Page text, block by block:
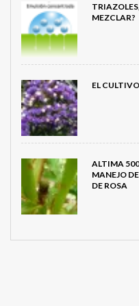
MEZCLAR?
EL
ALTIMA
MANEJO
DE ROSA